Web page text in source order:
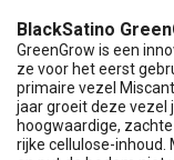
BlackSatino
GreenGrow is een
ze voor het eerst
primaire vezel
jaar groeit deze vezel
hoogwaardige,
rijke cellulose-inhoud.